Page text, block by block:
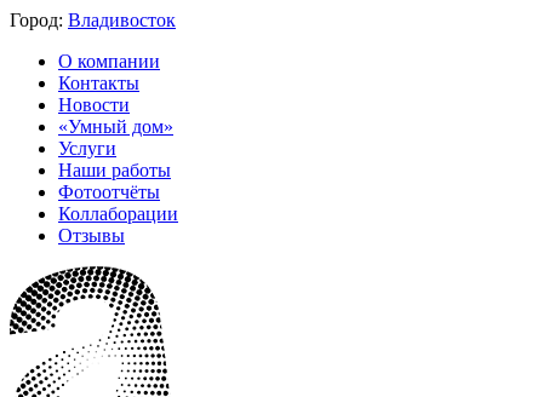
Город: Владивосток
О компании
Контакты
Новости
«Умный дом»
Услуги
Наши работы
Фотоотчёты
Коллаборации
Отзывы